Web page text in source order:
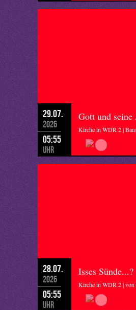
29.07.
2026
05:55
Uhr
Gott und seine
Kirche in WDR 2 |
28.07.
2026
05:55
Uhr
Isses Sünde...?
Kirche in WDR 2 | von